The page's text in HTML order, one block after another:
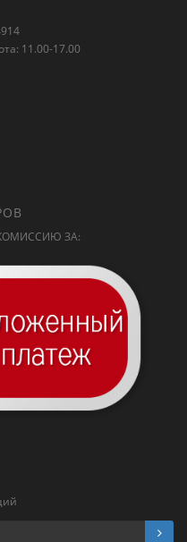
11.00-17.00
ЗА: